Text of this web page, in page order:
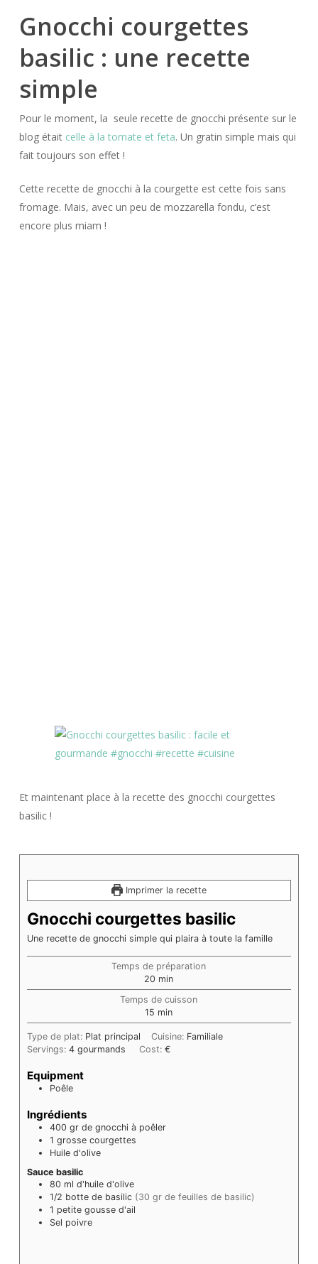
Gnocchi courgettes
basilic : une recette
simple
Pour le moment, la seule recette de gnocchi présente sur le
blog était celle à la tomate et feta. Un gratin simple mais qui
fait toujours son effet !
Cette recette de gnocchi à la courgette est cette fois sans
fromage. Mais, avec un peu de mozzarella fondu, c’est
encore plus miam !
Et maintenant place à la recette des gnocchi courgettes
basilic !
Imprimer la recette
Gnocchi courgettes basilic
Une recette de gnocchi simple qui plaira à toute la famille
Temps de préparation
20 minutes
min
Temps de cuisson
15 minutes
min
Type de plat: Plat principal Cuisine: Familiale
Servings: 4 gourmands Cost: €
Equipment
Poêle
Ingrédients
400 gr de gnocchi à poêler
1 grosse courgettes
Huile d'olive
Sauce basilic
80 ml d'huile d'olive
1/2 botte de basilic (30 gr de feuilles de basilic)
1 petite gousse d'ail
Sel poivre